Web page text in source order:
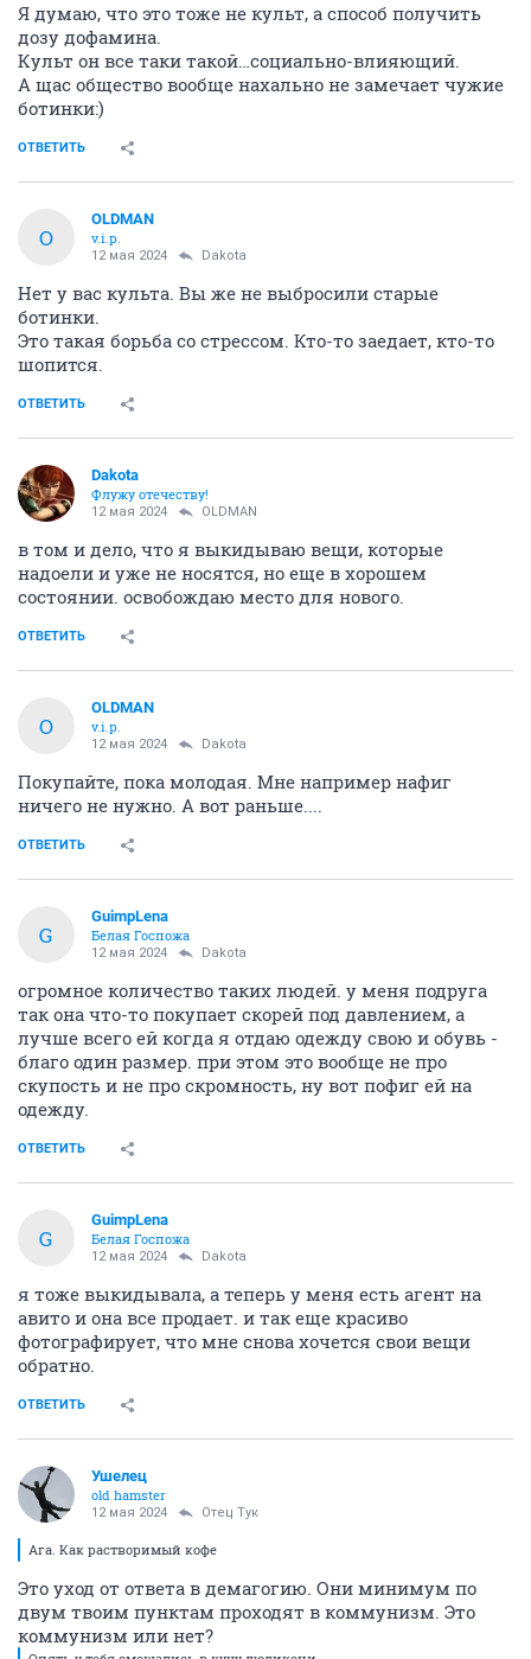
Я думаю, что это тоже не культ, а способ получить
дозу дофамина.
Культ он все таки такой…социально-влияющий.
А щас общество вообще нахально не замечает чужие
ботинки:)
ОТВЕТИТЬ
O
OLDMAN
v.i.p.
12 мая 2024 Dаkota
Нет у вас культа. Вы же не выбросили старые
ботинки.
Это такая борьба со стрессом. Кто-то заедает, кто-то
шопится.
ОТВЕТИТЬ
Dаkota
Флужу отечеству!
12 мая 2024 OLDMAN
в том и дело, что я выкидываю вещи, которые
надоели и уже не носятся, но еще в хорошем
состоянии. освобождаю место для нового.
ОТВЕТИТЬ
O
OLDMAN
v.i.p.
12 мая 2024 Dаkota
Покупайте, пока молодая. Мне например нафиг
ничего не нужно. А вот раньше....
ОТВЕТИТЬ
G
GuimpLena
Белая Госпожа
12 мая 2024 Dаkota
огромное количество таких людей. у меня подруга
так она что-то покупает скорей под давлением, а
лучше всего ей когда я отдаю одежду свою и обувь -
благо один размер. при этом это вообще не про
скупость и не про скромность, ну вот пофиг ей на
одежду.
ОТВЕТИТЬ
G
GuimpLena
Белая Госпожа
12 мая 2024 Dаkota
я тоже выкидывала, а теперь у меня есть агент на
авито и она все продает. и так еще красиво
фотографирует, что мне снова хочется свои вещи
обратно.
ОТВЕТИТЬ
Ушелец
old hamster
12 мая 2024 Отец Тук
Ага. Как растворимый кофе
Это уход от ответа в демагогию. Они минимум по
двум твоим пунктам проходят в коммунизм. Это
коммунизм или нет?